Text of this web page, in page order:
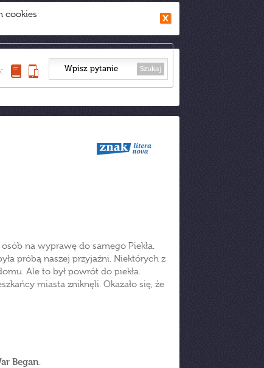
cookies
Szukaj
na wyprawę do samego Piekła.
próbą naszej przyjaźni. Niektórych z
Ale to był powrót do piekła.
miasta zniknęli. Okazało się, że
Began.